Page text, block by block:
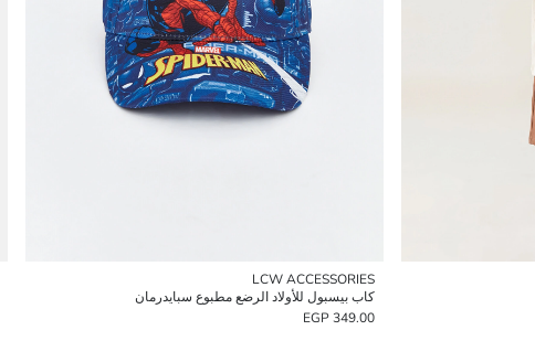
LCW ACCESSORIES
كاب بيسبول للأولاد الرضع مطبوع سبايدرمان
349.00 EGP